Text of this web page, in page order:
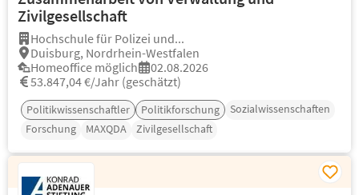
Zivilgesellschaft
Hochschule für Polizei und...
Duisburg, Nordrhein-Westfalen
Homeoffice möglich
02.08.2026
53.847,04 €/Jahr (geschätzt)
Politikwissenschaftler Politikforschung
Sozialwissenschaften
Forschung
MAXQDA Zivilgesellschaft